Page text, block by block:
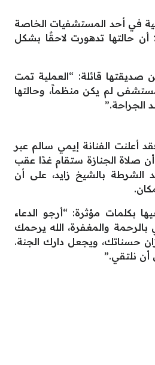
في أحد المستشفيات الخاصة
أن حالتها تدهورت لاحقًا بشكل
قائلة: “العملية تمت
لم يكن منظماً، وحالتها
الجراحة.”
أعلنت الفنانة إيمي سالم عبر
صلاة الجنازة ستقام غدًا عقب
بالشيخ زايد، على أن
بكلمات مؤثرة: “أرجو الدعاء
والمغفرة، الله يرحمك
حسناتك، ويجعل دارك الجنة.
أن نلتقي.”